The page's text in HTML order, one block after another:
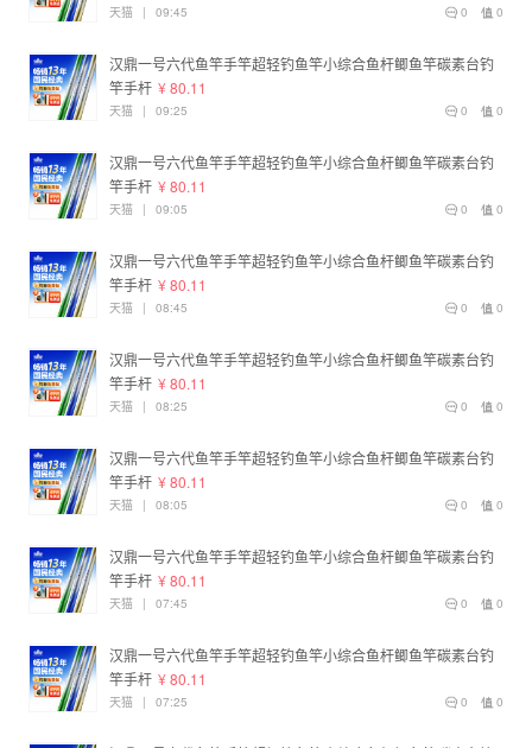
0
0
天猫 | 09:45
汉鼎一号六代鱼竿手竿超轻钓鱼竿小综合鱼杆鲫鱼竿碳素台钓
竿手杆 ¥ 80.11
0
0
天猫 | 09:25
汉鼎一号六代鱼竿手竿超轻钓鱼竿小综合鱼杆鲫鱼竿碳素台钓
竿手杆 ¥ 80.11
0
0
天猫 | 09:05
汉鼎一号六代鱼竿手竿超轻钓鱼竿小综合鱼杆鲫鱼竿碳素台钓
竿手杆 ¥ 80.11
0
0
天猫 | 08:45
汉鼎一号六代鱼竿手竿超轻钓鱼竿小综合鱼杆鲫鱼竿碳素台钓
竿手杆 ¥ 80.11
0
0
天猫 | 08:25
汉鼎一号六代鱼竿手竿超轻钓鱼竿小综合鱼杆鲫鱼竿碳素台钓
竿手杆 ¥ 80.11
0
0
天猫 | 08:05
汉鼎一号六代鱼竿手竿超轻钓鱼竿小综合鱼杆鲫鱼竿碳素台钓
竿手杆 ¥ 80.11
0
0
天猫 | 07:45
汉鼎一号六代鱼竿手竿超轻钓鱼竿小综合鱼杆鲫鱼竿碳素台钓
竿手杆 ¥ 80.11
0
0
天猫 | 07:25